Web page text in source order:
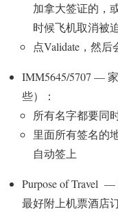
加拿大签证的，
时候飞机取消被
点Validate，然
IMM5645/5707 — 家
些）：
所有名字都要同
里面所有签名的
自动签上
Purpose of Travel —
最好附上机票酒店订